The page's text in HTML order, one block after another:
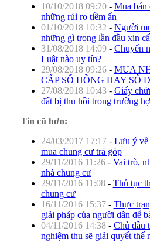
10/10/2018 09:20- Mua bán
những rủi ro tiềm ẩn
01/10/2018 10:32 - Người
những gì trong lần đầu xin
31/08/2018 14:09- Chuyển
Luật nào uy tín?
29/08/2018 09:26- MUA
CẤP SỔ HỒNG HAY SỔ
27/08/2018 10:43- Giấy
đất bị thu hồi trong trường
Tin cũ hơn:
24/03/2017 17:17- Lưu ý về
mua chung cư trả góp
29/11/2016 11:26- Vai trò,
nhà chung cư
29/11/2016 11:08- Thủ tục
chung cư
16/11/2016 15:37- Thực
giải pháp của người dân để
04/11/2016 14:38- Chủ đầu
nghiệm thu sẽ giải quyết thế